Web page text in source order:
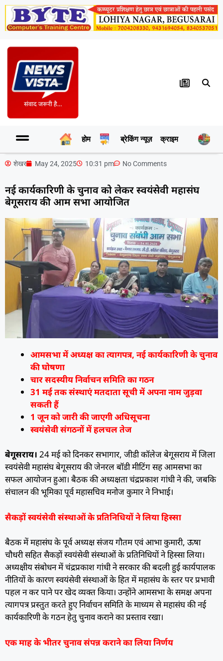
होम ब्रेकिंग न्यूज़ क्राइम
शेखर May 24, 2025 10:31 pm No Comments
नई कार्यकारिणी के चुनाव को लेकर स्वयंसेवी महासंघ
बेगूसराय की आम सभा आयोजित
आमसभा में अध्यक्ष का त्यागपत्र, नई कार्यकारिणी के चुनाव
की घोषणा
चार सदस्यीय निर्वाचन समिति का गठन
31 मई तक संस्थाएं मतदाता सूची में अपना नाम जुड़वा
सकती हैं
1 जून को जारी की जाएगी अधिसूचना
स्वयंसेवी संगठनों में हलचल तेज
बेगूसराय। 24 मई को दिनकर सभागार, जीडी कॉलेज बेगूसराय में जिला
स्वयंसेवी महासंघ बेगूसराय की जेनरल बॉडी मीटिंग सह आमसभा का
सफल आयोजन हुआ। बैठक की अध्यक्षता चंद्रप्रकाश गांधी ने की, जबकि
संचालन की भूमिका पूर्व महासचिव मनोज कुमार ने निभाई।
सैकड़ों स्वयंसेवी संस्थाओं के प्रतिनिधियों ने लिया हिस्सा
बैठक में महासंघ के पूर्व अध्यक्ष संजय गौतम एवं आभा कुमारी, ऊषा
चौधरी सहित सैकड़ों स्वयंसेवी संस्थाओं के प्रतिनिधियों ने हिस्सा लिया।
अध्यक्षीय संबोधन में चंद्रप्रकाश गांधी ने सरकार की बदली हुई कार्यपालक
नीतियों के कारण स्वयंसेवी संस्थाओं के हित में महासंघ के स्तर पर प्रभावी
पहल न कर पाने पर खेद व्यक्त किया। उन्होंने आमसभा के समक्ष अपना
त्यागपत्र प्रस्तुत करते हुए निर्वाचन समिति के माध्यम से महासंघ की नई
कार्यकारिणी के गठन हेतु चुनाव कराने का प्रस्ताव रखा।
एक माह के भीतर चुनाव संपन्न कराने का लिया निर्णय